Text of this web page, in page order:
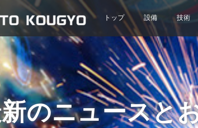
トップ 設備 技術
のニュースと